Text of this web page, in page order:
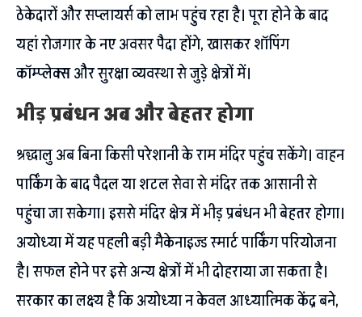
ठेकेदारों और सप्लायर्स को लाभ पहुंच रहा है। पूरा होने के बाद
यहां रोजगार के नए अवसर पैदा होंगे, खासकर शॉपिंग
कॉम्प्लेक्स और सुरक्षा व्यवस्था से जुड़े क्षेत्रों में।
भीड़ प्रबंधन अब और बेहतर होगा
श्रद्धालु अब बिना किसी परेशानी के राम मंदिर पहुंच सकेंगे। वाहन
पार्किंग के बाद पैदल या शटल सेवा से मंदिर तक आसानी से
पहुंचा जा सकेगा। इससे मंदिर क्षेत्र में भीड़ प्रबंधन भी बेहतर होगा।
अयोध्या में यह पहली बड़ी मैकेनाइज्ड स्मार्ट पार्किंग परियोजना
है। सफल होने पर इसे अन्य क्षेत्रों में भी दोहराया जा सकता है।
सरकार का लक्ष्य है कि अयोध्या न केवल आध्यात्मिक केंद्र बने,